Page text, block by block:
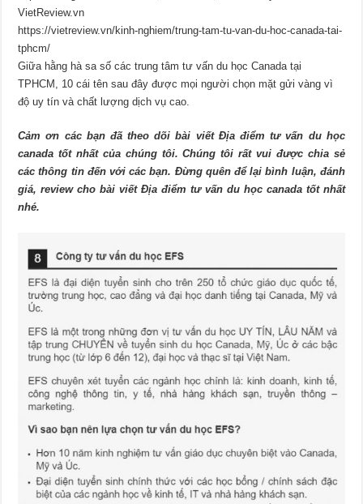
VietReview.vn
https://vietreview.vn/kinh-nghiem/trung-tam-tu-van-du-hoc-canada-tai-
tphcm/
Giữa hằng hà sa số các trung tâm tư vấn du học Canada tại
TPHCM, 10 cái tên sau đây được mọi người chọn mặt gửi vàng vì
độ uy tín và chất lượng dịch vụ cao.
Cảm ơn các bạn đã theo dõi bài viết Địa điểm tư vấn du học
canada tốt nhất của chúng tôi. Chúng tôi rất vui được chia sẻ
các thông tin đến với các bạn. Đừng quên để lại bình luận, đánh
giá, review cho bài viết Địa điểm tư vấn du học canada tốt nhất
nhé.